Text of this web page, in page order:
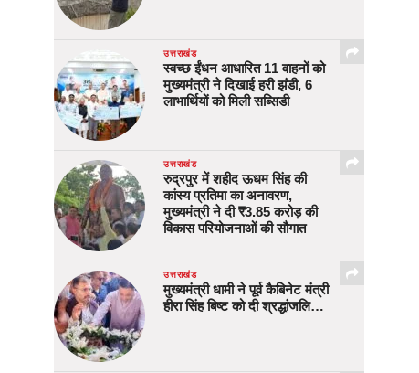
उत्तराखंड
स्वच्छ ईंधन आधारित 11 वाहनों को
मुख्यमंत्री ने दिखाई हरी झंडी, 6
लाभार्थियों को मिली सब्सिडी
उत्तराखंड
रुद्रपुर में शहीद ऊधम सिंह की
कांस्य प्रतिमा का अनावरण,
मुख्यमंत्री ने दी ₹3.85 करोड़ की
विकास परियोजनाओं की सौगात
उत्तराखंड
मुख्यमंत्री धामी ने पूर्व कैबिनेट मंत्री
हीरा सिंह बिष्ट को दी श्रद्धांजलि…